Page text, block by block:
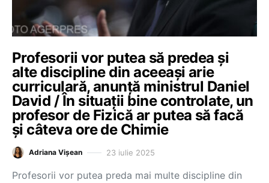
Profesorii vor putea să predea și
alte discipline din aceeași arie
curriculară, anunță ministrul Daniel
David / În situații bine controlate, un
profesor de Fizică ar putea să facă
și câteva ore de Chimie
Adriana Vișean 23 iulie 2025
Profesorii vor putea preda mai multe discipline din